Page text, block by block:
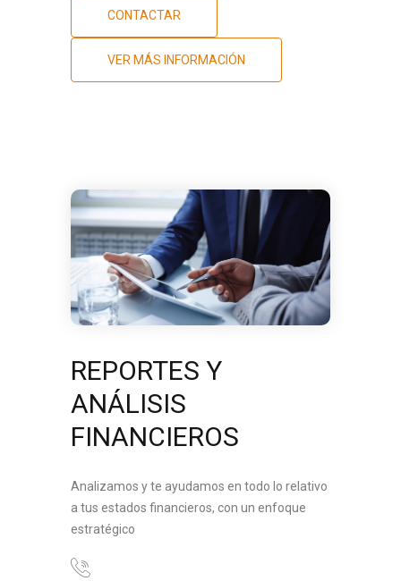
CONTACTAR
VER MÁS INFORMACIÓN
REPORTES Y
ANÁLISIS
FINANCIEROS
Analizamos y te ayudamos en todo lo relativo
a tus estados financieros, con un enfoque
estratégico